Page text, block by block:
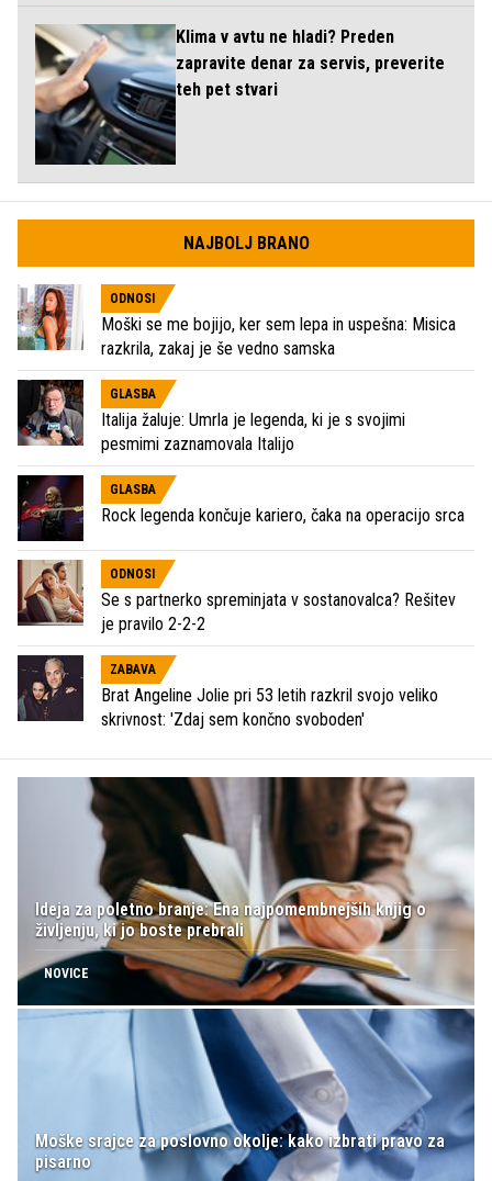
Klima v avtu ne hladi? Preden
zapravite denar za servis, preverite
teh pet stvari
NAJBOLJ BRANO
ODNOSI
Moški se me bojijo, ker sem lepa in uspešna: Misica
razkrila, zakaj je še vedno samska
GLASBA
Italija žaluje: Umrla je legenda, ki je s svojimi
pesmimi zaznamovala Italijo
GLASBA
Rock legenda končuje kariero, čaka na operacijo srca
ODNOSI
Se s partnerko spreminjata v sostanovalca? Rešitev
je pravilo 2-2-2
ZABAVA
Brat Angeline Jolie pri 53 letih razkril svojo veliko
skrivnost: 'Zdaj sem končno svoboden'
Ideja za poletno branje: Ena najpomembnejših knjig o
življenju, ki jo boste prebrali
NOVICE
Moške srajce za poslovno okolje: kako izbrati pravo za
pisarno